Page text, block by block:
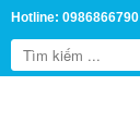
Hotline: 0986866790